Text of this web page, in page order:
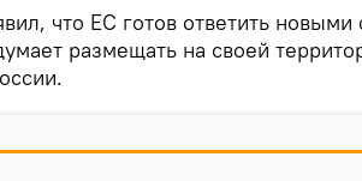
что ЕС готов ответить новыми
размещать на своей